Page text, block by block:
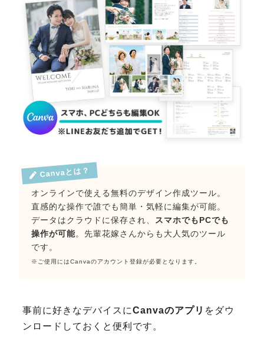
Canvaとは？
オンラインで使える無料のデザイン作成ツール。
直感的な操作で誰でも簡単・気軽に編集が可能。
データはクラウドに保存され、 スマホでもPCでも
操作が可能。先輩花嫁さんからも大人気のツール
です。
※ご使用にはCanvaのアカウント登録が必要となります。
事前に好きなデバイスにCanvaのアプリ をダウ
ンロードしておくと便利です。